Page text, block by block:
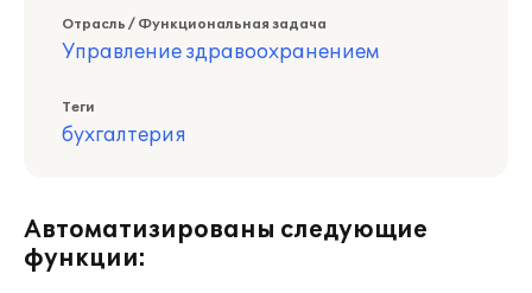
Отрасль / Функциональная задача
Управление здравоохранением
Теги
бухгалтерия
Автоматизированы следующие
функции: